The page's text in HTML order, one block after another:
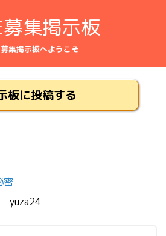
集掲示板
集掲示板へようこそ
板に投稿する
密
yuza24